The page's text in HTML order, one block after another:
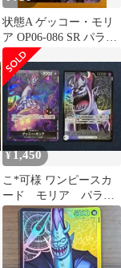
状態A ゲッコー・モリ
ア OP06-086 SR パラレ
ル ★ ONE PIECE ワン
ピースカードゲーム
¥1,450
こ*可様 ワンピースカ
ード モリア パラレ
ル 2枚セット